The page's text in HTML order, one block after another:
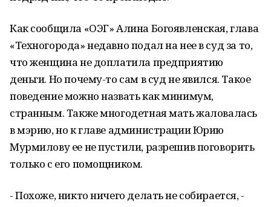
Как сообщила «ОЭГ» Алина Богоявленская, глава
«Техногорода» недавно подал на нее в суд за то,
что женщина не доплатила предприятию
деньги. Но почему-то сам в суд не явился. Такое
поведение можно назвать как минимум,
странным. Также многодетная мать жаловалась
в мэрию, но к главе администрации Юрию
Мурмилову ее не пустили, разрешив поговорить
только с его помощником.
- Похоже, никто ничего делать не собирается, -